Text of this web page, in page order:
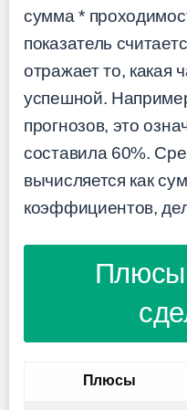
сумма *
показатель
отражает то, какая
успешной.
прогнозов, это
составила 60%.
вычисляется как
коэффициентoв,
Плюсы